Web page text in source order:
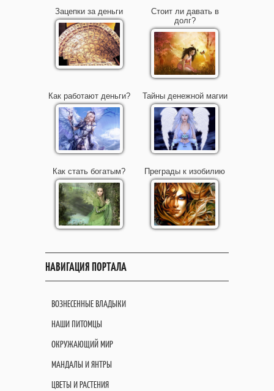
Зацепки за деньги
Стоит ли давать в
долг?
Как работают деньги? Тайны денежной магии
Как стать богатым? Преграды к изобилию
НАВИГАЦИЯ ПОРТАЛА
ВОЗНЕСЕННЫЕ ВЛАДЫКИ
НАШИ ПИТОМЦЫ
ОКРУЖАЮЩИЙ МИР
МАНДАЛЫ И ЯНТРЫ
ЦВЕТЫ И РАСТЕНИЯ